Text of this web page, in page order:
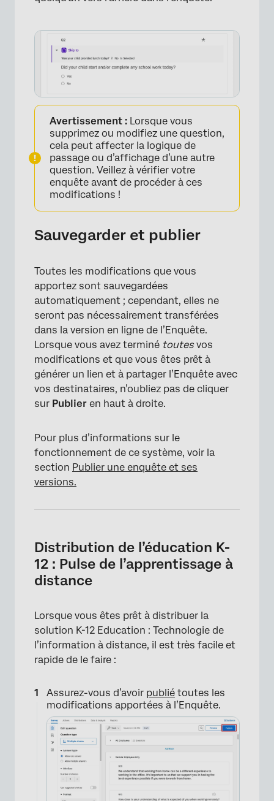
×
×
Avertissement : Lorsque vous
supprimez ou modifiez une question,
cela peut affecter la logique de
passage ou d’affichage d’une autre
question. Veillez à vérifier votre
enquête avant de procéder à ces
modifications !
Sauvegarder et publier
Toutes les modifications que vous
apportez sont sauvegardées
automatiquement ; cependant, elles ne
seront pas nécessairement transférées
dans la version en ligne de l’Enquête.
Lorsque vous avez terminé toutesvos
modifications et que vous êtes prêt à
générer un lien et à partager l’Enquête avec
vos destinataires, n’oubliez pas de cliquer
sur Publier en haut à droite.
Pour plus d’informations sur le
fonctionnement de ce système, voir la
section Publier une enquête et ses
versions.
Distribution de l’éducation K-
12 : Pulse de l’apprentissage à
distance
Lorsque vous êtes prêt à distribuer la
solution K-12 Education : Technologie de
l’information à distance, il est très facile et
rapide de le faire :
Assurez-vous d’avoir publié toutes les
modifications apportées à l’Enquête.